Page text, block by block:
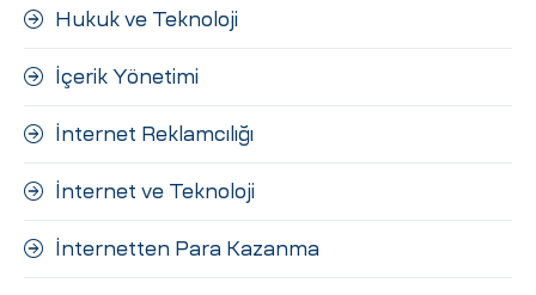
Hukuk ve Teknoloji
İçerik Yönetimi
İnternet Reklamcılığı
İnternet ve Teknoloji
İnternetten Para Kazanma